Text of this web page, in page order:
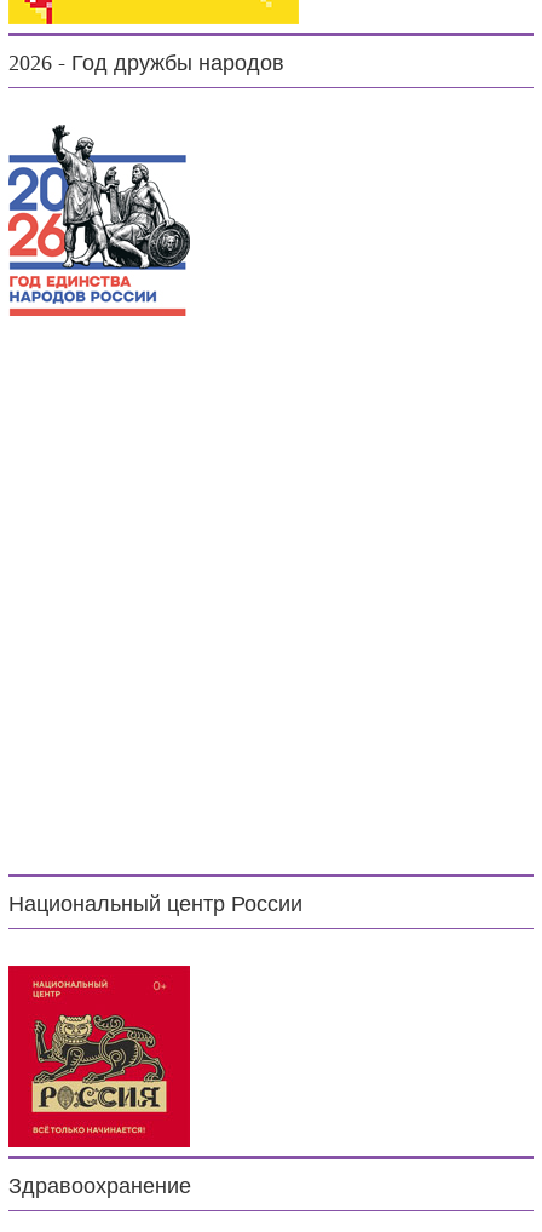
2026 - Год дружбы народов
Национальный центр России
Здравоохранение